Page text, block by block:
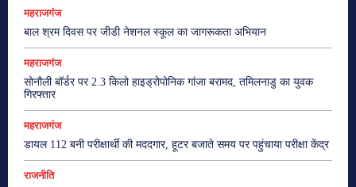
महराजगंज
बाल श्रम दिवस पर जीडी नेशनल स्कूल का जागरूकता अभियान
महराजगंज
सोनौली बॉर्डर पर 2.3 किलो हाइड्रोपोनिक गांजा बरामद, तमिलनाडु का युवक
गिरफ्तार
महराजगंज
डायल 112 बनी परीक्षार्थी की मददगार, हूटर बजाते समय पर पहुंचाया परीक्षा केंद्र
राजनीति